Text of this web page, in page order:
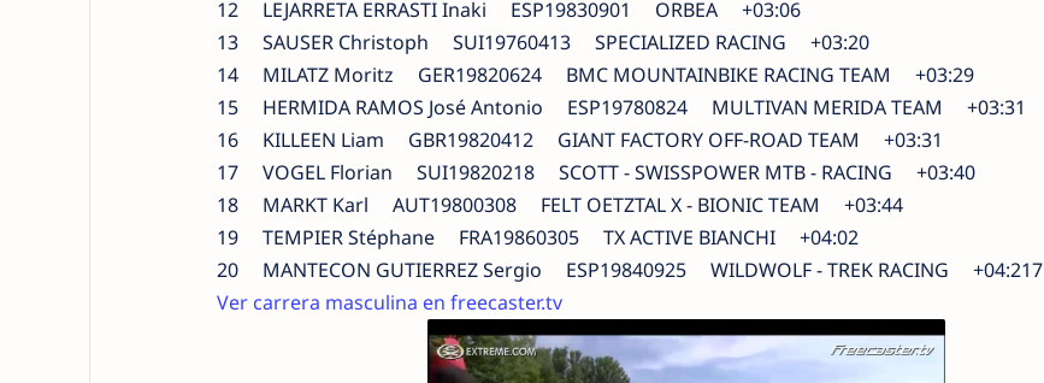
12 LEJARRETA ERRASTI Inaki ESP19830901 ORBEA +03:06
13 SAUSER Christoph SUI19760413 SPECIALIZED RACING +03:20
14 MILATZ Moritz GER19820624 BMC MOUNTAINBIKE RACING TEAM +03:29
15 HERMIDA RAMOS José Antonio ESP19780824 MULTIVAN MERIDA TEAM +03:31
16 KILLEEN Liam GBR19820412 GIANT FACTORY OFF-ROAD TEAM +03:31
17 VOGEL Florian SUI19820218 SCOTT - SWISSPOWER MTB - RACING +03:40
18 MARKT Karl AUT19800308 FELT OETZTAL X - BIONIC TEAM +03:44
19 TEMPIER Stéphane FRA19860305 TX ACTIVE BIANCHI +04:02
20 MANTECON GUTIERREZ Sergio ESP19840925 WILDWOLF - TREK RACING +04:217
Ver carrera masculina en freecaster.tv